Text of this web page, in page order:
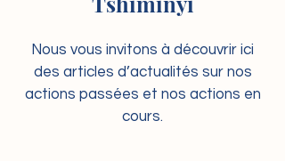
Nous vous invitons à découvrir ici
des articles d’actualités sur nos
actions passées et nos actions en
cours.